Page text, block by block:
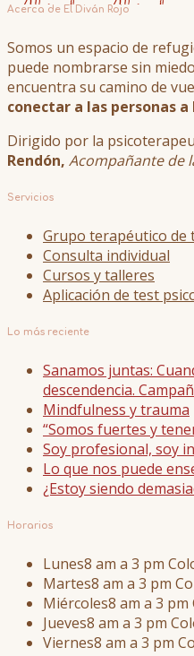
Acerca de El Diván Rojo
Somos un espacio de
puede nombrarse sin
encuentra su camino de
conectar a las personas
Dirigido por la
Rendón, Acompañante de
Servicios
Grupo terapéutico de
Consulta individual
Cursos y talleres
Aplicación de test
Lo más reciente
Sanamos juntas:
descendencia.
Mindfulness y trauma
“Somos fuertes y
Soy profesional, soy
Lo que nos puede
¿Estoy siendo
Horarios
Lunes8 am a 3 pm
Martes8 am a 3 pm
Miércoles8 am a 3 pm
Jueves8 am a 3 pm
Viernes8 am a 3 pm